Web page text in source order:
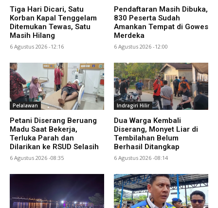
Tiga Hari Dicari, Satu
Korban Kapal Tenggelam
Ditemukan Tewas, Satu
Masih Hilang
6 Agustus 2026 -12:16
Pendaftaran Masih Dibuka,
830 Peserta Sudah
Amankan Tempat di Gowes
Merdeka
6 Agustus 2026 -12:00
Pelalawan
Petani Diserang Beruang
Madu Saat Bekerja,
Terluka Parah dan
Dilarikan ke RSUD Selasih
6 Agustus 2026 -08:35
Indragiri Hilir
Dua Warga Kembali
Diserang, Monyet Liar di
Tembilahan Belum
Berhasil Ditangkap
6 Agustus 2026 -08:14